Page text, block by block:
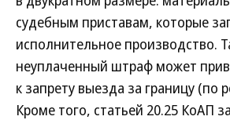
судебным приставам, которые
исполнительное производство.
неуплаченный штраф может
к запрету выезда за границу (по
Кроме того, статьей 20.25 КоАП